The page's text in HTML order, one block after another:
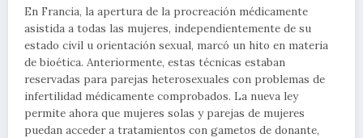
En Francia, la apertura de la procreación médicamente
asistida a todas las mujeres, independientemente de su
estado civil u orientación sexual, marcó un hito en materia
de bioética. Anteriormente, estas técnicas estaban
reservadas para parejas heterosexuales con problemas de
infertilidad médicamente comprobados. La nueva ley
permite ahora que mujeres solas y parejas de mujeres
puedan acceder a tratamientos con gametos de donante,